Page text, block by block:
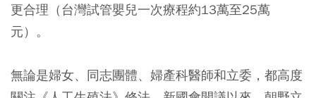
更合理（台灣試管嬰兒一次療程約13萬至25萬
元）。
無論是婦女、同志團體、婦產科醫師和立委，都高度